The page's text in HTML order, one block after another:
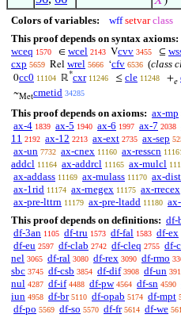
Colors of variables: wff setvar class
This proof depends on syntax axioms:
wceq 1570 ∈ wcel 2143 Vcvv 3455 ⊆
cxp 5659 Rel wrel 5666 ‘cfv 6536 (class
0cc0 11104 ℝ*cxr 11246 ≤ cle 11248 +𝑒
~Metcmetid 34285
This proof depends on axioms: ax-mp
ax-4 1839 ax-5 1940 ax-6 1997 ax-7 2038
11 2192 ax-12 2213 ax-ext 2735 ax-sep
ax-un 7732 ax-cnex 11160 ax-resscn 11161
addcl 11164 ax-addrcl 11165 ax-mulcl
ax-addass 11169 ax-mulass 11170 ax-
ax-1rid 11174 ax-rnegex 11175 ax-rrecex
ax-pre-lttrn 11179 ax-pre-ltadd 11180
This proof depends on definitions: df-
df-3an 1105 df-tru 1573 df-fal 1583 df-ex
df-eu 2597 df-clab 2742 df-cleq 2755 df-
nel 3065 df-ral 3080 df-rex 3090 df-rmo
sbc 3745 df-csb 3854 df-dif 3908 df-un
nul 4287 df-if 4488 df-pw 4564 df-sn 4590
iun 4958 df-br 5110 df-opab 5174 df-mpt
df-po 5569 df-so 5570 df-fr 5614 df-we